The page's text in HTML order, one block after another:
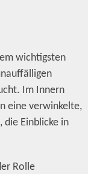
wichtigsten
Im Innern
eine verwinkelte,
Einblicke in
Rolle